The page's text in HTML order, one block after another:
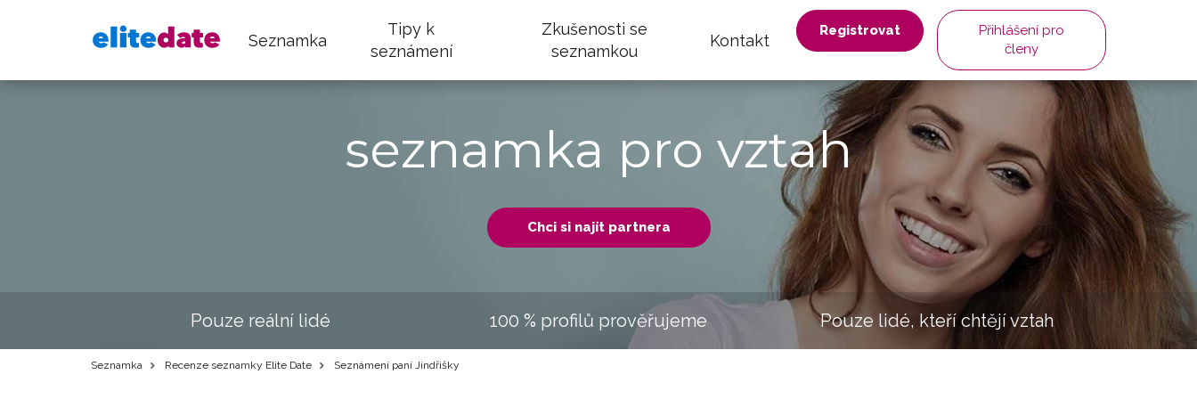
Seznamka
Tipy k
seznámení
Zkušenosti se
seznamkou
Kontakt
Registrovat
Přihlášení pro
členy
seznamka pro vztah
Chci si najít partnera
Pouze reální lidé 100 % profilů prověřujeme Pouze lidé, kteří chtějí vztah
Seznamka Recenze seznamky Elite Date Seznámení paní Jindřišky